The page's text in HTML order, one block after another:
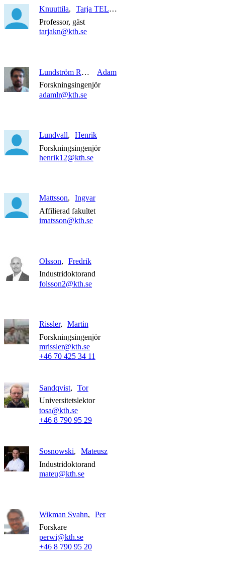
Knuuttila
Tarja TELLERVO
Professor, gäst
tarjakn@kth.se
Lundström Ramirez
Adam
Forskningsingenjör
adamlr@kth.se
Lundvall
Henrik
Forskningsingenjör
henrik12@kth.se
Mattsson
Ingvar
Affilierad fakultet
imatsson@kth.se
Olsson
Fredrik
Industridoktorand
folsson2@kth.se
Rissler
Martin
Forskningsingenjör
mrissler@kth.se
+46 70 425 34 11
Sandqvist
Tor
Universitetslektor
tosa@kth.se
+46 8 790 95 29
Sosnowski
Mateusz
Industridoktorand
mateu@kth.se
Wikman Svahn
Per
Forskare
perwi@kth.se
+46 8 790 95 20